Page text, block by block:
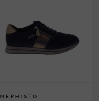
MEPHISTO